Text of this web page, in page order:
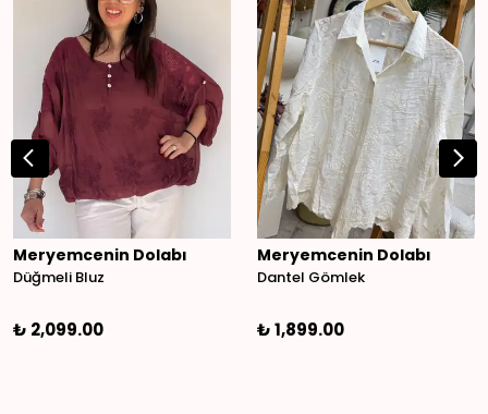
Meryemcenin Dolabı
Düğmeli Bluz
₺ 2,099.00
Meryemcenin Dolabı
Dantel Gömlek
₺ 1,899.00